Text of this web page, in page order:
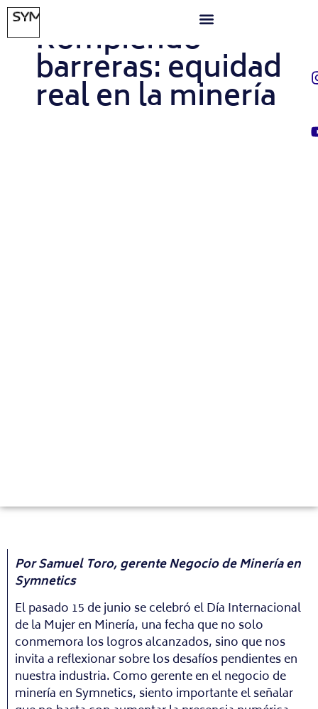
JUNIO 17, 2024
Rompiendo
barreras: equidad
real en la minería
Por Samuel Toro, gerente Negocio de Minería en
Symnetics
El pasado 15 de junio se celebró el Día Internacional
de la Mujer en Minería, una fecha que no solo
conmemora los logros alcanzados, sino que nos
invita a reflexionar sobre los desafíos pendientes en
nuestra industria. Como gerente en el negocio de
minería en Symnetics, siento importante el señalar